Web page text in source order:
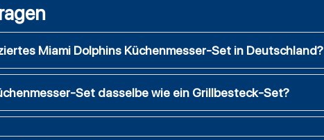
Miami Dolphins Küchenmesser-Set in Deutschland?
Set dasselbe wie ein Grillbesteck-Set?